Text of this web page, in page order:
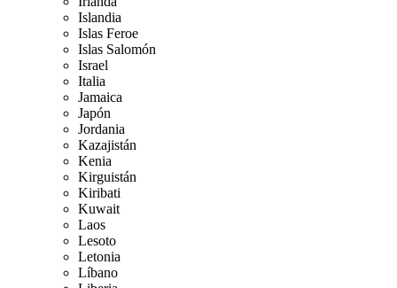
Islandia
Islas Feroe
Islas Salomón
Israel
Italia
Jamaica
Japón
Jordania
Kazajistán
Kenia
Kirguistán
Kiribati
Kuwait
Laos
Lesoto
Letonia
Líbano